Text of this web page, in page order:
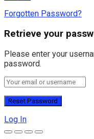
Forgotten Password?
Retrieve your
Please enter your
password.
Log In